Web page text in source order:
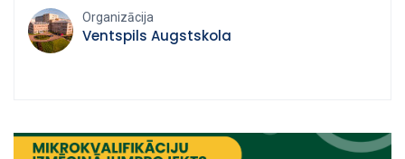
darbu vai citām ikdienas saistībām. Mācību kurss sniedz
padziļinātas biznesa angļu valodas zināšanas profesionālai
mutiskai un rakstiskai saziņai uzņēmējdarbības kontekstā,
Sekmīgi pabeidzot programmu, dalībnieki saņem apliecību,
Organizācija
Ventspils Augstskola